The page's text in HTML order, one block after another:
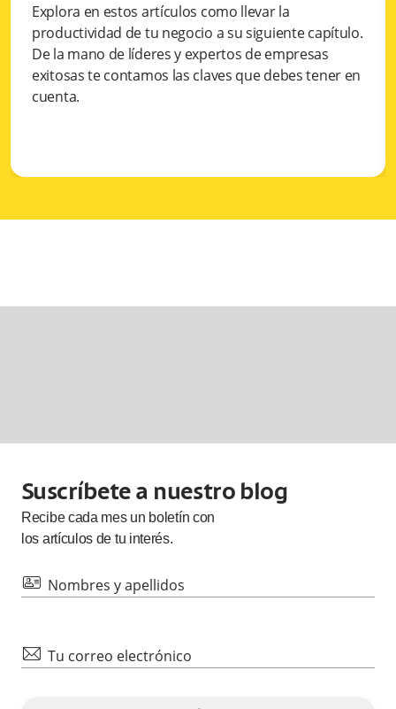
Explora en estos artículos como llevar la
productividad de tu negocio a su siguiente capítulo.
De la mano de líderes y expertos de empresas
exitosas te contamos las claves que debes tener en
cuenta.
Suscríbete a nuestro blog
Recibe cada mesun boletín con
los artículos de tu interés.
id Nombres y apellidos
mail Tu correo electrónico